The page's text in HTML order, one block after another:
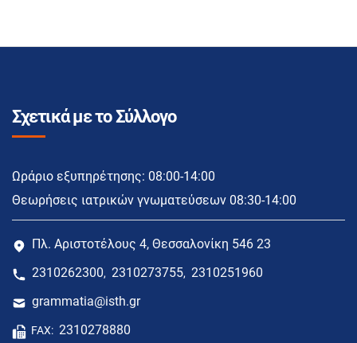
Σχετικά με το Σύλλογο
Ωράριο εξυπηρέτησης: 08:00-14:00
Θεωρήσεις ιατρικών γνωματεύσεων 08:30-14:00
Πλ. Αριστοτέλους 4, Θεσσαλονίκη 546 23
2310262300, 2310273755, 2310251960
grammatia@isth.gr
FAX: 2310278880